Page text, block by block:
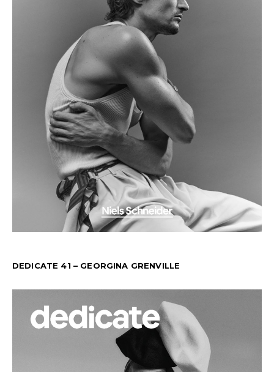
DEDICATE 41 – GEORGINA GRENVILLE